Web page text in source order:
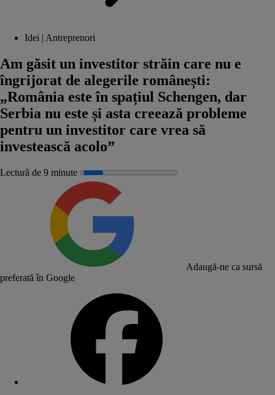
Idei | Antreprenori
Am găsit un investitor străin care nu e
îngrijorat de alegerile românești:
„România este în spațiul Schengen, dar
Serbia nu este și asta creează probleme
pentru un investitor care vrea să
investească acolo”
Lectură de 9 minute
Adaugă-ne ca sursă
preferată în Google